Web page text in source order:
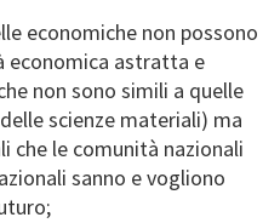
economiche non possono
economica astratta e
non sono simili a quelle
scienze materiali) ma
che le comunità nazionali
sanno e vogliono